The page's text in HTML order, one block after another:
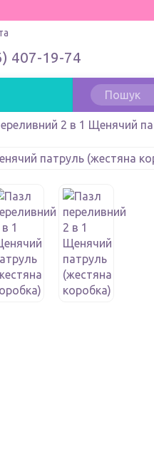
407-19-74
2 в 1 Щенячий